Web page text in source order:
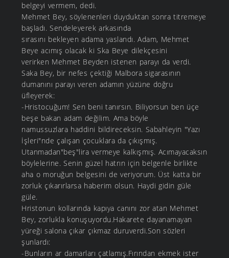
belgeyi vermem, dedi.
Mehmet Bey, söylenenleri duyduktan sonra titremeye
başladı. Sendeleyerek arkasında
sırasını bekleyen adama yaslandı. Adam, Mehmet
Beye acımış olacak ki Ska Beye dilekçesini
verirken Mehmet Beyden istenen parayı da verdi.
Saka Bey, bir nefes çektiği Malbora sigarasının
dumanını parayı veren adamın yüzüne doğru
üfleyerek:
-Hristocuğum! Sen beni tanırsın. Biliyorsun ben üçe
beşe bakan adam değilim. Ama böyle
namussuzlara haddini bildireceksin. Sabahleyin "Yazı
İşleri"nde çalışan çocuklara da çıkışmış.
Utanmadan"beş"lira vermeye kalkışmış. Acımayacaksın
böylelerine. Senin güzel hatrın için belgenle birlikte
aha o moruğun belgesini de veriyorum. Üst katta bir
zorluk çıkarırlarsa haberim olsun. Haydi gidin güle
güle.
Hristonun kollarında kapıya canını zor atan Mehmet
Bey, zorlukla konuşuyordu.Hakarete dayanamayan
yüreği salona çıkar çıkmaz duruverdi.Son sözleri
şunlardı:
-Bunların ar damarları çatlamış.Fırından ekmek ister